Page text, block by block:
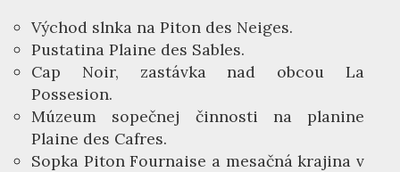
Východ slnka na Piton des Neiges.
Pustatina Plaine des Sables.
Cap Noir, zastávka nad obcou La
Possesion.
Múzeum sopečnej činnosti na planine
Plaine des Cafres.
Sopka Piton Fournaise a mesačná krajina v